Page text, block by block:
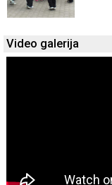
Video galerija